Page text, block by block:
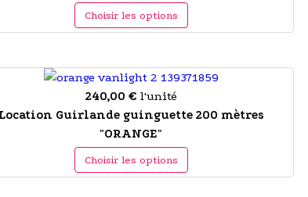
Choisir les options
240,00 € l'unité
Location Guirlande guinguette 200 mètres
"ORANGE"
Choisir les options